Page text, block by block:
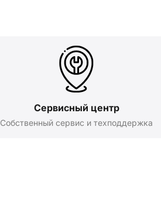
Сервисный центр
Собственный сервис и техподдержка